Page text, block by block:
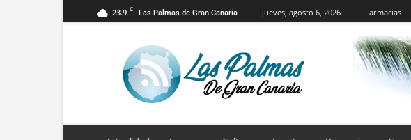
23.9 C Las Palmas de Gran Canaria jueves, agosto 6, 2026 Farmacias
Las
Palmas
de
Canaria